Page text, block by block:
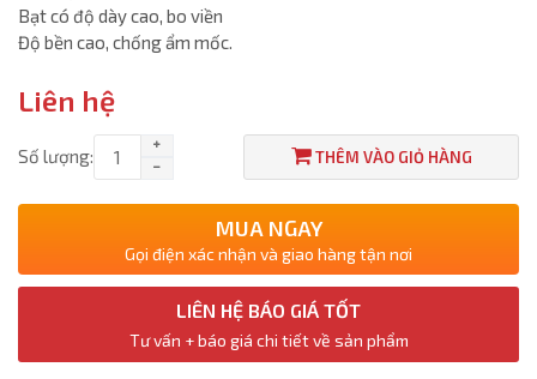
Bạt có độ dày cao, bo viền
Độ bền cao, chống ẩm mốc.
Liên hệ
Số lượng: THÊM VÀO GIỎ HÀNG
MUA NGAY
Gọi điện xác nhận và giao hàng tận nơi
LIÊN HỆ BÁO GIÁ TỐT
Tư vấn + báo giá chi tiết về sản phẩm